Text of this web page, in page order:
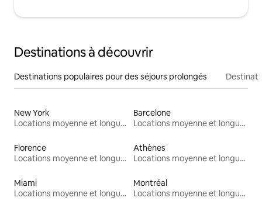
Destinations à découvrir
Destinations populaires pour des séjours prolongés
New York
Locations moyenne et longue durée
Barcelone
Locations moyenne et longue durée
Florence
Locations moyenne et longue durée
Athènes
Locations moyenne et longue durée
Miami
Locations moyenne et longue durée
Montréal
Locations moyenne et longue durée